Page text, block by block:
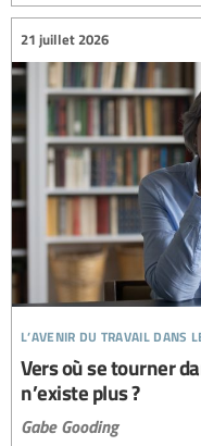
l’avenir du travail dans
21 juillet 2026
Vers où se tourner
n’existe plus ?
Gabe Gooding